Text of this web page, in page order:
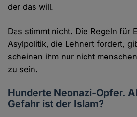
der das will.
Das stimmt nicht. Die Regeln für
Asylpolitik, die Lehnert fordert,
scheinen ihm nur nicht
zu sein.
Hunderte Neonazi-Opfer.
Gefahr ist der Islam?